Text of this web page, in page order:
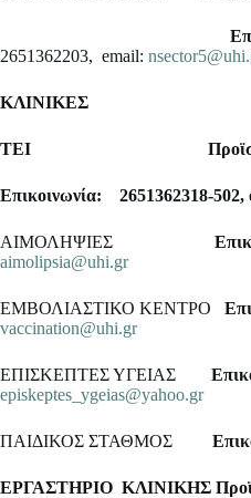
2651362203, email:
ΚΛΙΝΙΚΕΣ
ΤΕΙ
Επικοινωνία: 2651362318-502,
AIMΟΛΗΨΙΕΣ
aimolipsia@uhi.gr
ΕΜΒΟΛΙΑΣΤΙΚΟ ΚΕΝΤΡΟ
vaccination@uhi.gr
ΕΠΙΣΚΕΠΤΕΣ ΥΓΕΙΑΣ
episkeptes_ygeias@yahoo.gr
ΠΑΙΔΙΚΟΣ ΣΤΑΘΜΟΣ
ΕΡΓΑΣΤΗΡΙΟ ΚΛΙΝΙΚΗΣ